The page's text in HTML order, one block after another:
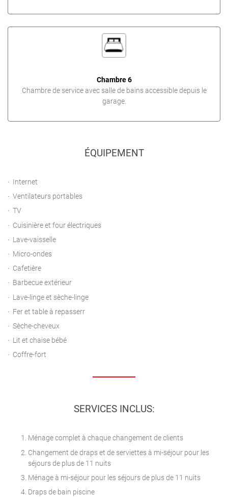
Chambre 6
Chambre de service avec salle de bains accessible depuis le
garage.
ÉQUIPEMENT
Internet
Ventilateurs portables
TV
Cuisinière et four électriques
Lave-vaisselle
Micro-ondes
Cafetière
Barbecue extérieur
Lave-linge et sèche-linge
Fer et table à repasserr
Sèche-cheveux
Lit et chaise bébé
Coffre-fort
SERVICES INCLUS:
Ménage complet à chaque changement de clients
Changement de draps et de serviettes à mi-séjour pour les
séjours de plus de 11 nuits
Ménage à mi-séjour pour les séjours de plus de 11 nuits
Draps de bain piscine